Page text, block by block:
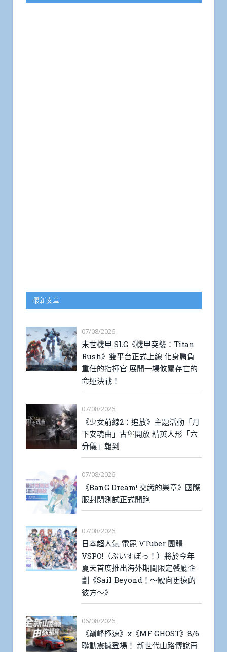
最新文章
07/08/2026
末世機甲 SLG《機甲突襲：Titan
Rush》雙平台正式上線 化身肩負
重任的指揮官 展開一場攸關存亡的
命運決戰！
07/08/2026
《少女前線2：追放》主題活動「月
下安魂曲」古堡開放 精英人形「六
分儀」報到
07/08/2026
《BanG Dream! 交織的樂章》國際
服封閉測試正式開跑
07/08/2026
日本超人氣 電競 VTuber 團體
VSPO!（ぶいすぽっ！）將於今年
夏天首度推出海外期間限定餐廳企
劃《Sail Beyond！～駛向更遠的
彼方～》
06/08/2026
《巔峰極速》x《MF GHOST》8/6
聯動震撼登場！ 新世代山路傳說再